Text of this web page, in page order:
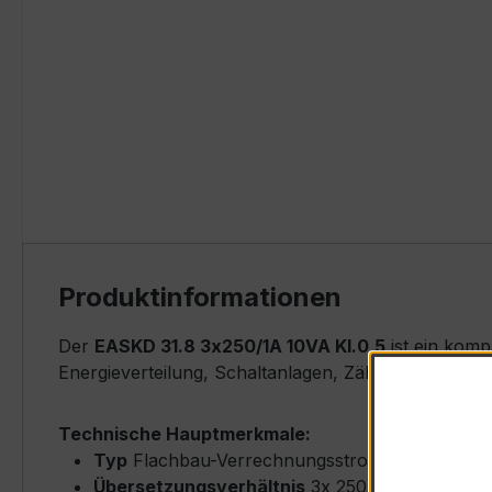
Produktinformationen
Der EASKD 31.8 3x250/1A 10VA Kl.0,5ist ein
Energieverteilung, Schaltanlagen, Zählerfeldern
Technische Hauptmerkmale:
Typ Flachbau-Verrechnungsstromwandler
Übersetzungsverhältnis 3x 250/1 A